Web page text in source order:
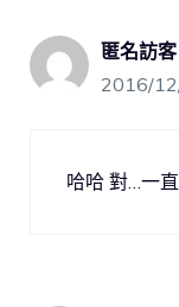
匿名訪客
2016/
哈哈 對…一